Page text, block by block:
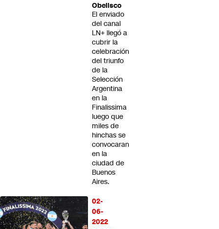
Obelisco
El enviado
del canal
LN+ llegó a
cubrir la
celebración
del triunfo
de la
Selección
Argentina
en la
Finalissima
luego que
miles de
hinchas se
convocaran
en la
ciudad de
Buenos
Aires.
02-
06-
2022